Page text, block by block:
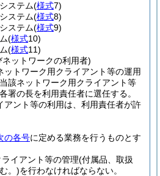
ステム(様式7)
ステム(様式8)
ステム(様式9)
(様式10)
(様式11)
ットワークの利用者)
ットワーク用クライアント等の運用
該ネットワーク用クライアント等
署の長を利用責任者に選任する。
アント等の利用は、利用責任者が許
の各号に定める業務を行うものとす
イアント等の管理(付属品、取扱
。)を行わなければならない。